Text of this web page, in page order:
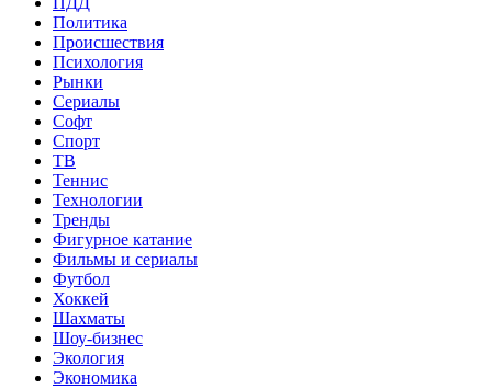
Политика
Происшествия
Психология
Рынки
Сериалы
Софт
Спорт
ТВ
Теннис
Технологии
Тренды
Фигурное катание
Фильмы и сериалы
Футбол
Хоккей
Шахматы
Шоу-бизнес
Экология
Экономика